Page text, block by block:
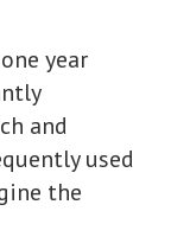
year
and
used
the